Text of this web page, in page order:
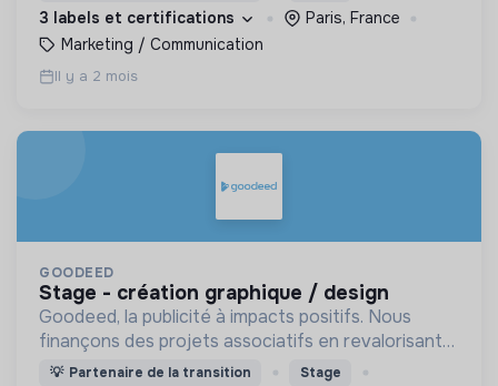
3 labels et certifications
Paris, France
Marketing / Communication
Il y a 2 mois
GOODEED
stage - création graphique / design
Goodeed, la publicité à impacts positifs. Nous
finançons des projets associatifs en revalorisant
les budgets médias des annonceurs.
💡 Partenaire de la transition Stage